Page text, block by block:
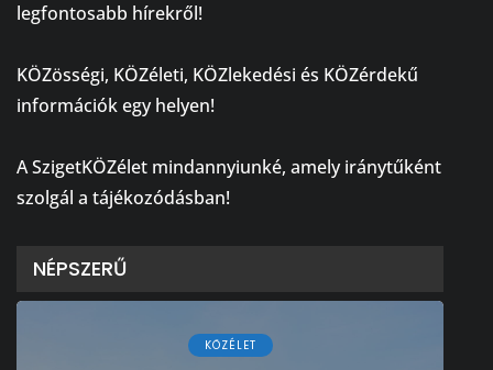
legfontosabb hírekről!
KÖZösségi, KÖZéleti, KÖZlekedési és KÖZérdekű
információk egy helyen!
A SzigetKÖZélet mindannyiunké, amely iránytűként
szolgál a tájékozódásban!
NÉPSZERŰ
KÖZÉLET